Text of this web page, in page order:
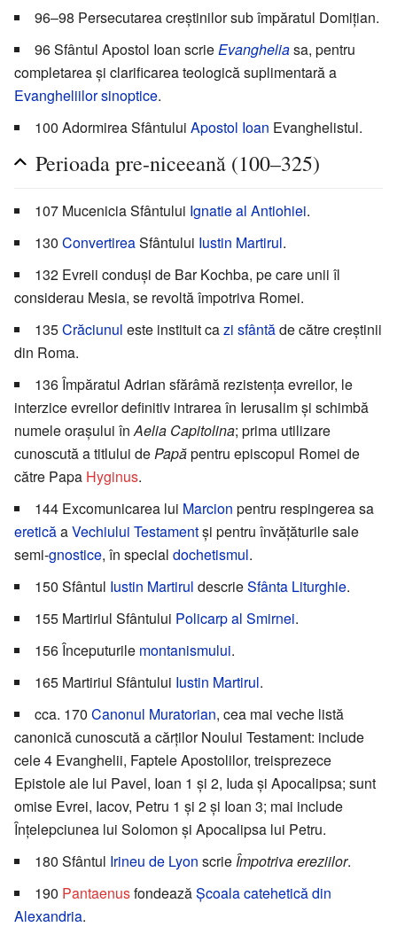
96–98 Persecutarea creștinilor sub împăratul Domițian.
96 Sfântul Apostol Ioan scrie Evangheliasa, pentru
completarea și clarificarea teologică suplimentară a
Evangheliilor sinoptice.
100 Adormirea Sfântului Apostol Ioan Evanghelistul.
Perioada pre-niceeană (100–325)
107 Mucenicia Sfântului Ignatie al Antiohiei.
130 ConvertireaSfântului Iustin Martirul.
132 Evreii conduși de Bar Kochba, pe care unii îl
considerau Mesia, se revoltă împotriva Romei.
135Crăciunul este instituit cazi sfântăde către creștinii
din Roma.
136 Împăratul Adrian sfărâmă rezistența evreilor, le
interzice evreilor definitiv intrarea în Ierusalim și schimbă
numele orașului în Aelia Capitolina; prima utilizare
cunoscută a titlului de Papăpentru episcopul Romei de
către Papa Hyginus.
144 Excomunicarea lui Marcion pentru respingerea sa
ereticăaVechiului Testamentși pentru învățăturile sale
semi-gnostice, în special dochetismul.
150 Sfântul Iustin Martirul descrieSfânta Liturghie.
155 Martiriul Sfântului Policarp al Smirnei.
156 Începuturile montanismului.
165 Martiriul Sfântului Iustin Martirul.
cca. 170 Canonul Muratorian, cea mai veche listă
canonică cunoscută a cărților Noului Testament: include
cele 4 Evanghelii, Faptele Apostolilor, treisprezece
Epistole ale lui Pavel, Ioan 1 și 2, Iuda și Apocalipsa; sunt
omise Evrei, Iacov, Petru 1 și 2 și Ioan 3; mai include
Înțelepciunea lui Solomon și Apocalipsa lui Petru.
180 Sfântul Irineu de Lyon scrie Împotriva ereziilor.
190 PantaenusfondeazăȘcoala catehetică din
Alexandria.